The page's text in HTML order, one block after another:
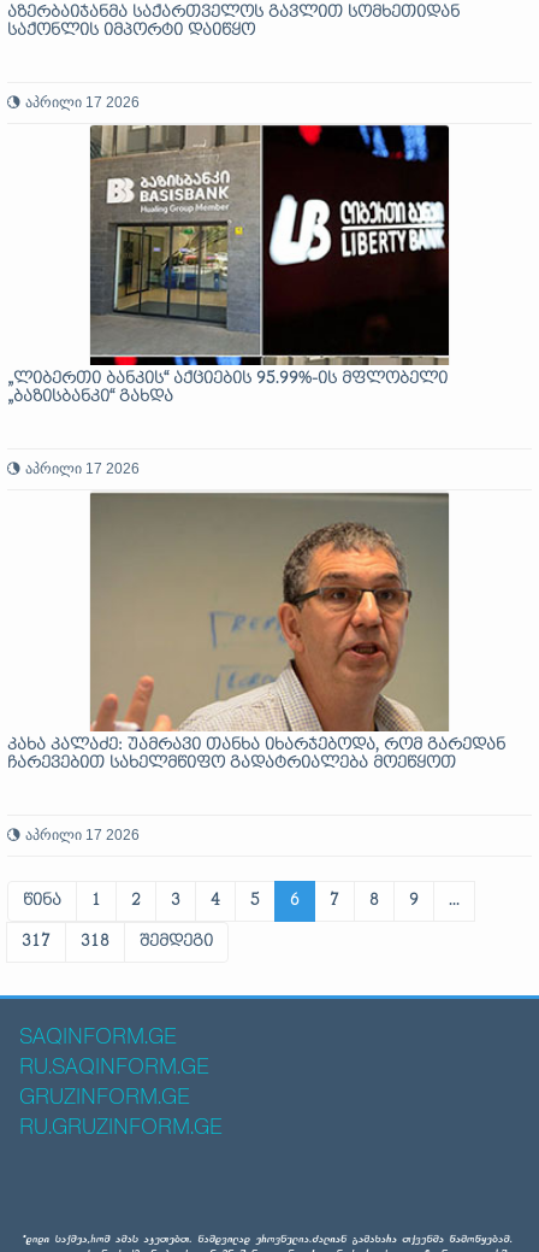
აზერბაიჯანმა საქართველოს გავლით სომხეთიდან
საქონლის იმპორტი დაიწყო
აპრილი 17 2026
„ლიბერთი ბანკის“ აქციების 95.99%-ის მფლობელი
„ბაზისბანკი“ გახდა
აპრილი 17 2026
კახა კალაძე: უამრავი თანხა იხარჯებოდა, რომ გარედან
ჩარევებით სახელმწიფო გადატრიალება მოეწყოთ
აპრილი 17 2026
წინა 1 2 3 4 5 6 7 8 9 ...
317 318 შემდეგი
SAQINFORM.GE
RU.SAQINFORM.GE
GRUZINFORM.GE
RU.GRUZINFORM.GE